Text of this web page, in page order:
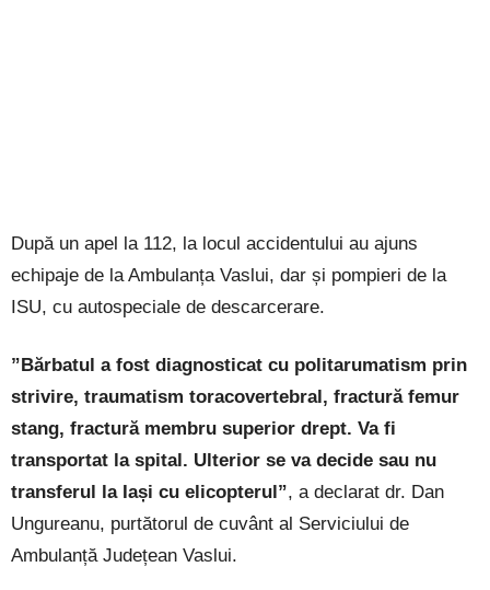
După un apel la 112, la locul accidentului au ajuns
echipaje de la Ambulanța Vaslui, dar și pompieri de la
ISU, cu autospeciale de descarcerare.
”Bărbatul a fost diagnosticat cu politarumatism prin
strivire, traumatism toracovertebral, fractură femur
stang, fractură membru superior drept. Va fi
transportat la spital. Ulterior se va decide sau nu
transferul la Iași cu elicopterul”, a declarat dr. Dan
Ungureanu, purtătorul de cuvânt al Serviciului de
Ambulanță Județean Vaslui.